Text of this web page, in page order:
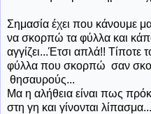
Σημασία έχει που κάνουμε
να σκορπώ τα φύλλα και
αγγίζει...Έτσι απλά!! Τίποτε
φύλλα που σκορπώ σαν
θησαυρούς...
Μα η αλήθεια είναι πως
στη γη και γίνονται